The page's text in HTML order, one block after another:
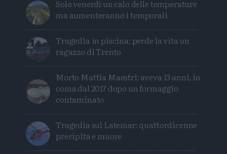
Solo venerdì un calo delle temperature
ma aumenteranno i temporali
Tragedia in piscina: perde la vita un
ragazzo di Trento
Morto Mattia Maestri: aveva 13 anni, in
coma dal 2017 dopo un formaggio
contaminato
Tragedia sul Latemar: quattordicenne
precipita e muore